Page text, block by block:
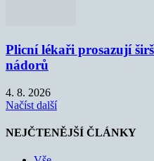
Plicní lékaři prosazují
nádorů
4. 8. 2026
Načíst další
NEJČTENĚJŠÍ ČLÁNKY